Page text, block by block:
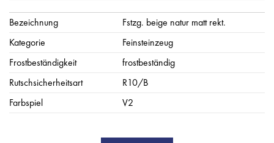
Bezeichnung
Fstzg. beige natur matt rekt.
Kategorie
Feinsteinzeug
Frostbeständigkeit
frostbeständig
Rutschsicherheitsart
R10/B
Farbspiel
V2